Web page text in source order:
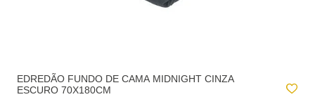
EDREDÃO FUNDO DE CAMA MIDNIGHT CINZA
ESCURO 70X180CM